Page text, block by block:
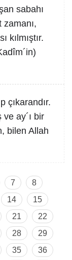
sabahı
zamanı,
kılmıştır.
çıkarandır.
ay´ı bir
bilen Allah
7
8
14
15
21
22
28
29
35
36